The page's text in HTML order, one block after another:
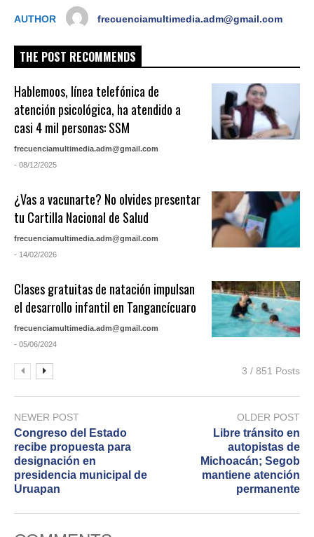
AUTHOR frecuenciamultimedia.adm@gmail.com
THE POST RECOMMENDS
Hablemoos, línea telefónica de
atención psicológica, ha atendido a
casi 4 mil personas: SSM
frecuenciamultimedia.adm@gmail.com
- 08/12/2025
¿Vas a vacunarte? No olvides presentar
tu Cartilla Nacional de Salud
frecuenciamultimedia.adm@gmail.com
- 14/02/2026
Clases gratuitas de natación impulsan
el desarrollo infantil en Tangancícuaro
frecuenciamultimedia.adm@gmail.com
- 05/06/2024
3 / 851 Posts
NEWER POST
Congreso del Estado
recibe propuesta para
designación en
presidencia municipal de
Uruapan
OLDER POST
Libre tránsito en
autopistas de
Michoacán; Segob
mantiene atención
permanente